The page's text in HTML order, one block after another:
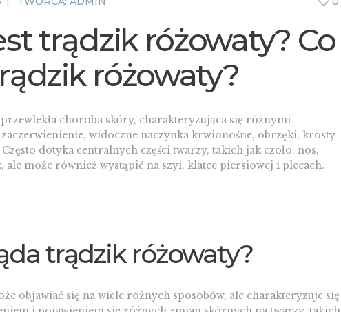
trądzik różowaty? Co
różowaty?
choroba skóry, charakteryzująca się różnymi
widoczne naczynka krwionośne, obrzęki, krosty
dotyka centralnych części twarzy, takich jak czoło, nos,
może również wystąpić na szyi, klatce piersiowej i plecach.
trądzik różowaty?
objawiać się na wiele różnych sposobów, ale charakteryzuje się